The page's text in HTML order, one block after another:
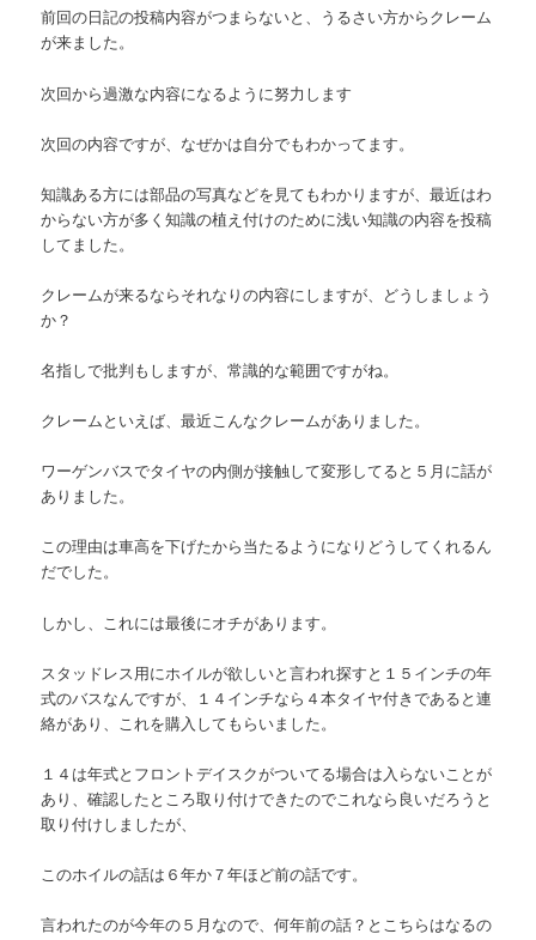
ン
ツ
へ
移
動
ツ
へ
移
動
前回の日記の投稿内容がつまらないと、うるさい方からクレーム
が来ました。
次回から過激な内容になるように努力します
次回の内容ですが、なぜかは自分でもわかってます。
知識ある方には部品の写真などを見てもわかりますが、最近はわ
からない方が多く知識の植え付けのために浅い知識の内容を投稿
してました。
クレームが来るならそれなりの内容にしますが、どうしましょう
か？
名指しで批判もしますが、常識的な範囲ですがね。
クレームといえば、最近こんなクレームがありました。
ワーゲンバスでタイヤの内側が接触して変形してると５月に話が
ありました。
この理由は車高を下げたから当たるようになりどうしてくれるん
だでした。
しかし、これには最後にオチがあります。
スタッドレス用にホイルが欲しいと言われ探すと１５インチの年
式のバスなんですが、１４インチなら４本タイヤ付きであると連
絡があり、これを購入してもらいました。
１４は年式とフロントデイスクがついてる場合は入らないことが
あり、確認したところ取り付けできたのでこれなら良いだろうと
取り付けしましたが、
このホイルの話は６年か７年ほど前の話です。
言われたのが今年の５月なので、何年前の話？とこちらはなるの